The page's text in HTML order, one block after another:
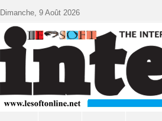
Dimanche, 9 Août 2026